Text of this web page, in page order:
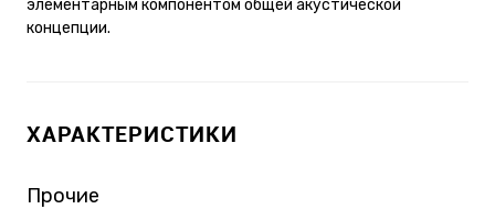
элементарным компонентом общей акустической
концепции.
ХАРАКТЕРИСТИКИ
Прочие